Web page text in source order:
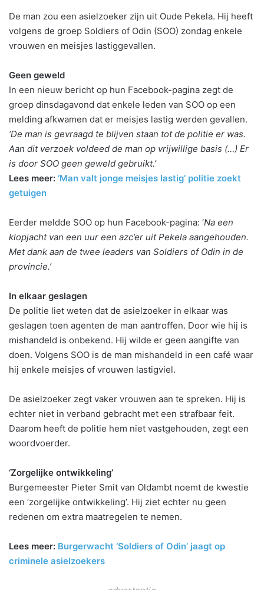
De man zou een asielzoeker zijn uit Oude Pekela. Hij heeft
volgens de groep Soldiers of Odin (SOO) zondag enkele
vrouwen en meisjes lastiggevallen.
Geen geweld
In een nieuw bericht op hun Facebook-pagina zegt de
groep dinsdagavond dat enkele leden van SOO op een
melding afkwamen dat er meisjes lastig werden gevallen.
‘De man is gevraagd te blijven staan tot de politie er was.
Aan dit verzoek voldeed de man op vrijwillige basis (…) Er
is door SOO geen geweld gebruikt.’
Lees meer: ‘Man valt jonge meisjes lastig’ politie zoekt
getuigen
Eerder meldde SOO op hun Facebook-pagina: ‘Na een
klopjacht van een uur een azc’er uit Pekela aangehouden.
Met dank aan de twee leaders van Soldiers of Odin in de
provincie.’
In elkaar geslagen
De politie liet weten dat de asielzoeker in elkaar was
geslagen toen agenten de man aantroffen. Door wie hij is
mishandeld is onbekend. Hij wilde er geen aangifte van
doen. Volgens SOO is de man mishandeld in een café waar
hij enkele meisjes of vrouwen lastigviel.
De asielzoeker zegt vaker vrouwen aan te spreken. Hij is
echter niet in verband gebracht met een strafbaar feit.
Daarom heeft de politie hem niet vastgehouden, zegt een
woordvoerder.
‘Zorgelijke ontwikkeling’
Burgemeester Pieter Smit van Oldambt noemt de kwestie
een ‘zorgelijke ontwikkeling’. Hij ziet echter nu geen
redenen om extra maatregelen te nemen.
Lees meer: Burgerwacht ‘Soldiers of Odin’ jaagt op
criminele asielzoekers